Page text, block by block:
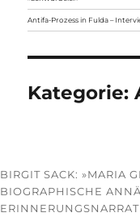
Antifa-Prozess in Fulda –
Kategorie:
BIRGIT SACK: »MARIA
IOGRAPHISCHE